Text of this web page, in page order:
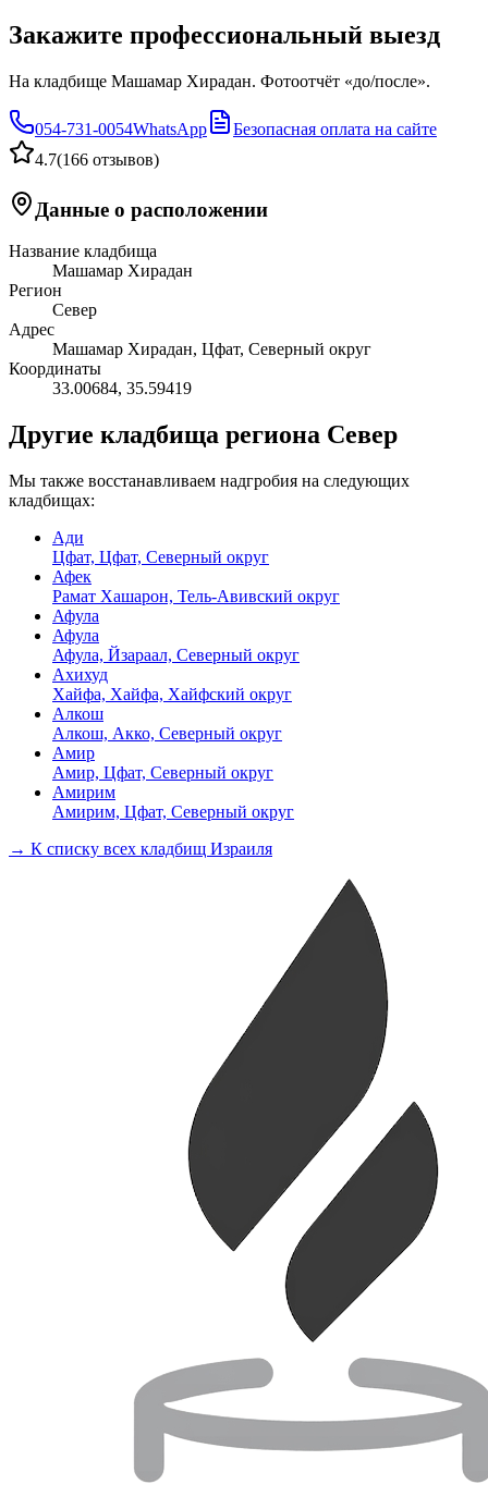
Закажите профессиональный выезд
На кладбище Машамар Хирадан. Фотоотчёт «до/после».
054-731-0054WhatsApp
Безопасная оплата на сайте
4.7(166 отзывов)
Данные о расположении
Название кладбища
Машамар Хирадан
Регион
Север
Адрес
Машамар Хирадан, Цфат, Северный округ
Координаты
33.00684, 35.59419
Другие кладбища региона Север
Мы также восстанавливаем надгробия на следующих
кладбищах:
Ади
Цфат, Цфат, Северный округ
Афек
Рамат Хашарон, Тель-Авивский округ
Афула
Афула
Афула, Йзараал, Северный округ
Ахихуд
Хайфа, Хайфа, Хайфский округ
Алкош
Алкош, Акко, Северный округ
Амир
Амир, Цфат, Северный округ
Амирим
Амирим, Цфат, Северный округ
→ К списку всех кладбищ Израиля